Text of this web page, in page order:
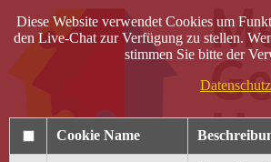
Diese Website verwendet Cookies um
den Live-Chat zur Verfügung zu stellen.
stimmen Sie bitte der
Cookie Name